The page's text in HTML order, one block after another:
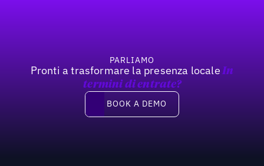
PARLIAMO
Pronti a trasformare la presenza locale In
termini di entrate?
Book a demo
BOOK A DEMO